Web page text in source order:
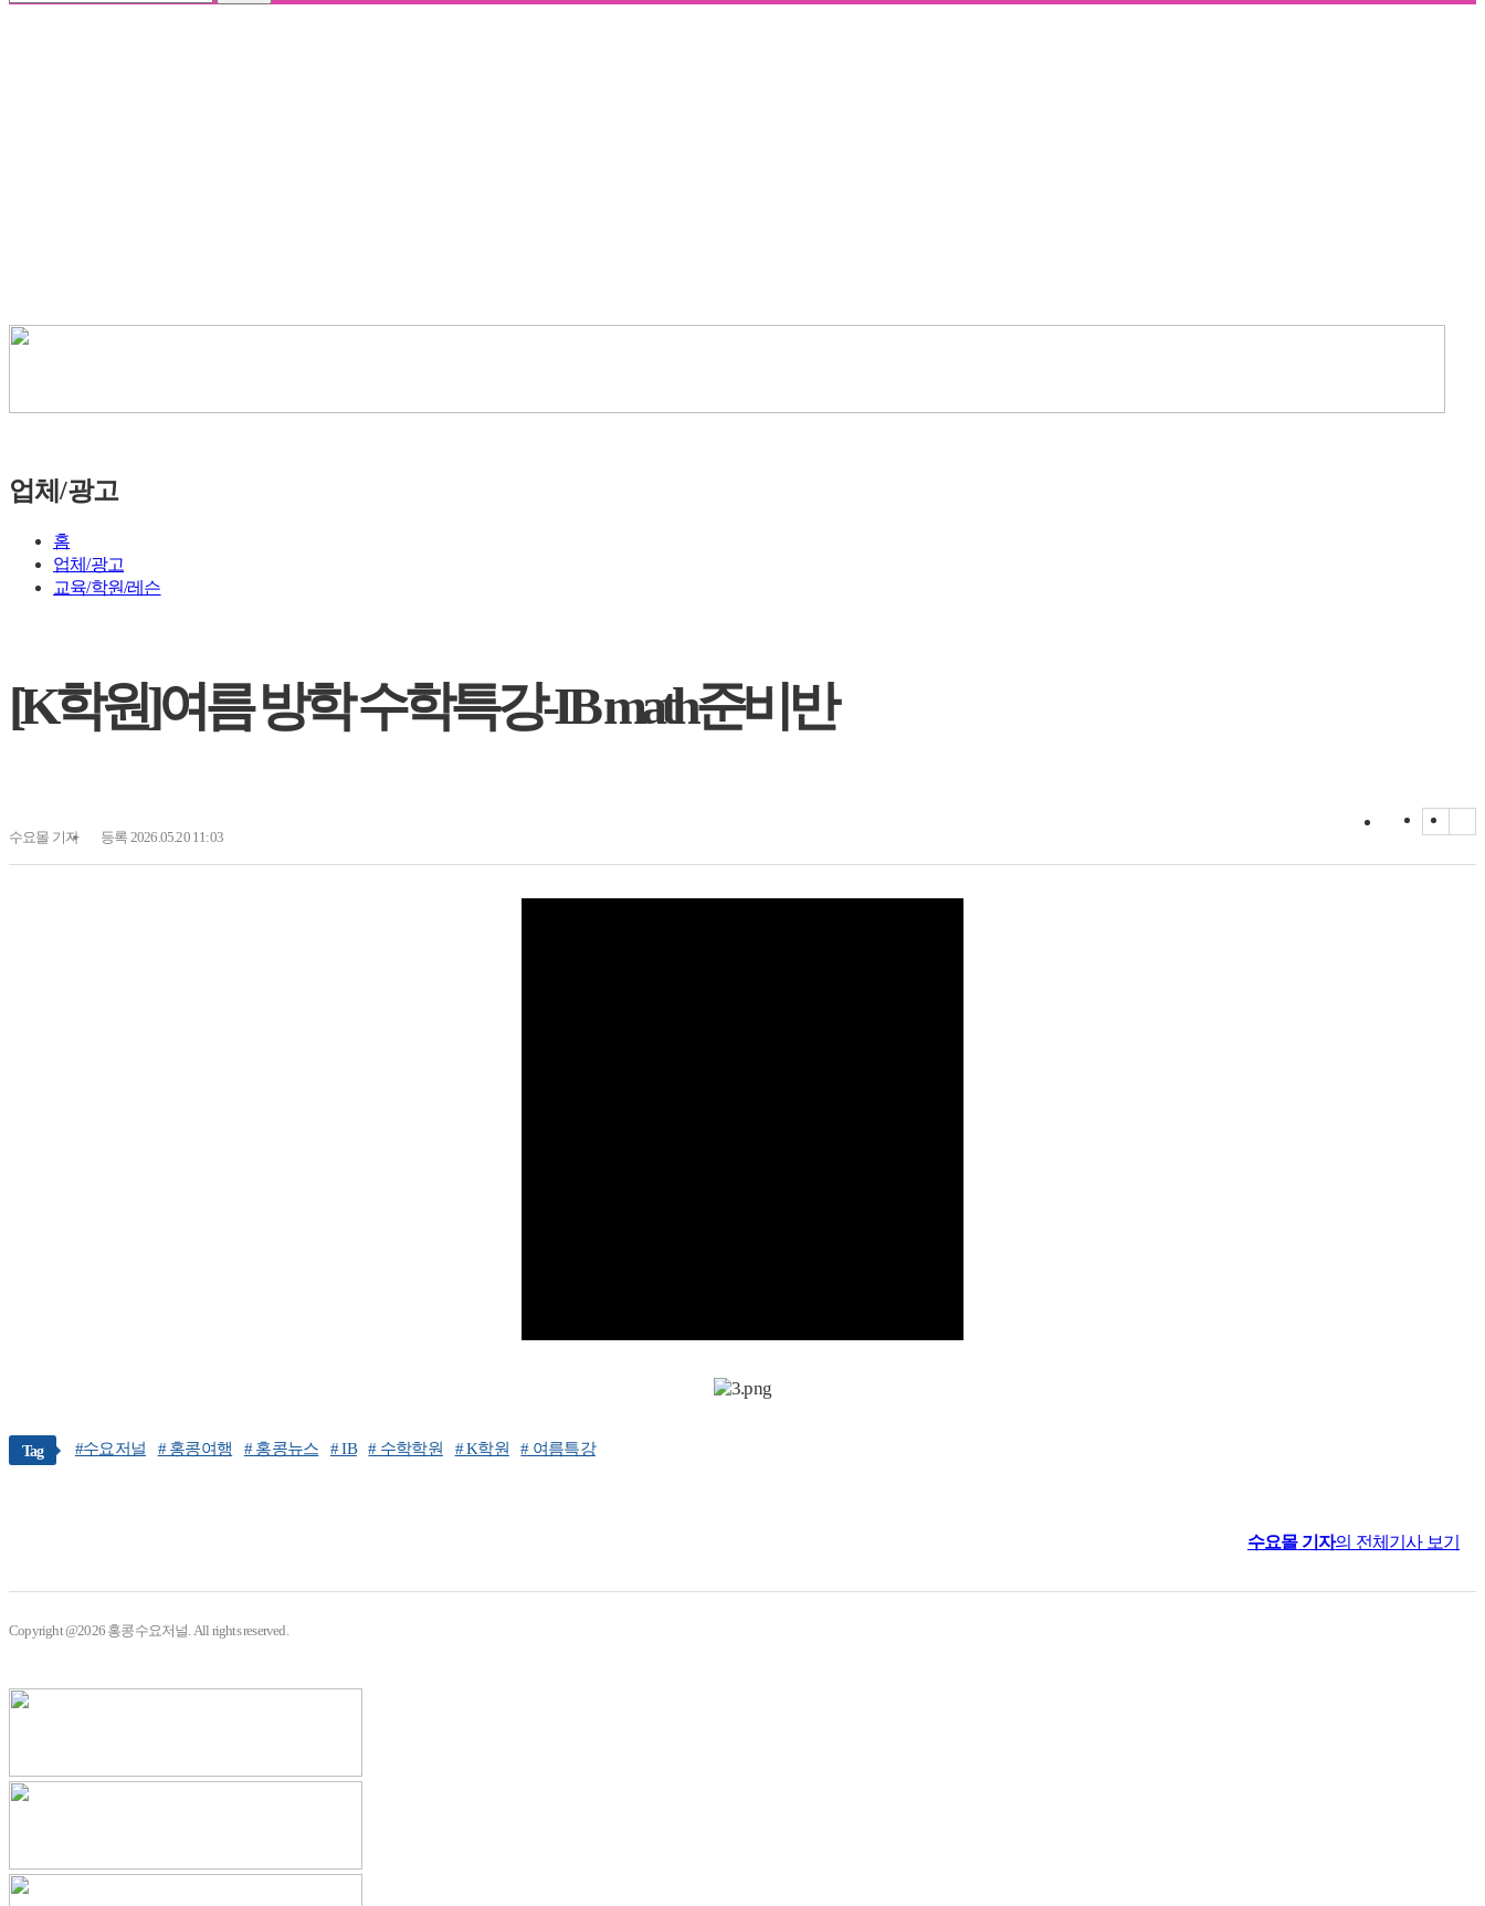
업체/광고
홈
업체/광고
교육/학원/레슨
[K학원]여름 방학 수학특강-IB math준비반
수요몰 기자 등록 2026.05.20 11:03
Tag #수요저널 # 홍콩여행 # 홍콩뉴스 # IB # 수학학원 # K학원 # 여름특강
수요몰기자의 전체기사 보기
Copyright @2026 홍콩수요저널. All rights reserved.